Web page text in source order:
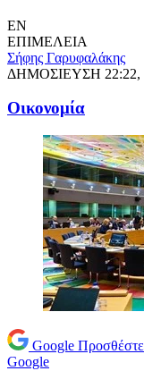
EN
ΕΠΙΜΕΛΕΙΑ
Σήφης Γαρυφαλάκης
ΔΗΜΟΣΙΕΥΣΗ 22:22,
Oικονομία
Google
Google